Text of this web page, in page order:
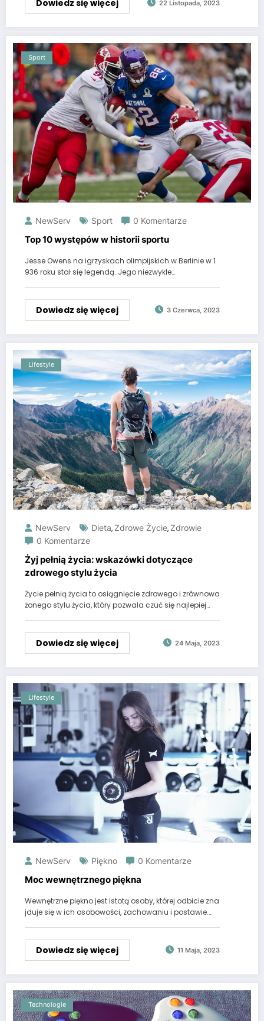
Dowiedz się więcej 22 Listopada, 2023
Sport
NewServ Sport 0 Komentarze
Top 10 występów w historii sportu
Jesse Owens na igrzyskach olimpijskich w Berlinie w 1
936 roku stał się legendą. Jego niezwykłe…
Dowiedz się więcej 3 Czerwca, 2023
Lifestyle
NewServ Dieta, Zdrowe Życie, Zdrowie
0 Komentarze
Żyj pełnią życia: wskazówki dotyczące
zdrowego stylu życia
Życie pełnią życia to osiągnięcie zdrowego i zrównowa
żonego stylu życia, który pozwala czuć się najlepiej…
Dowiedz się więcej 24 Maja, 2023
Lifestyle
NewServ Piękno 0 Komentarze
Moc wewnętrznego piękna
Wewnętrzne piękno jest istotą osoby, której odbicie zna
jduje się w ich osobowości, zachowaniu i postawie.…
Dowiedz się więcej 11 Maja, 2023
Technologie